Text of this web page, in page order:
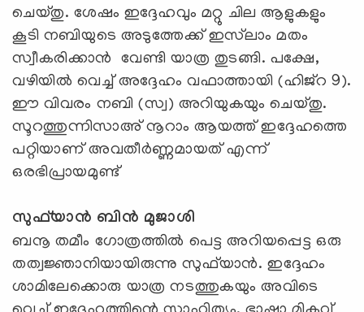
ചെയ്തു. ശേഷം ഇദ്ദേഹവും മറ്റു ചില ആളുകളും
കൂടി നബിയുടെ അടുത്തേക്ക് ഇസ്‍ലാം മതം
സ്വീകരിക്കാന്‍ വേണ്ടി യാത്ര തുടങ്ങി. പക്ഷേ,
വഴിയില്‍ വെച്ച് അദ്ദേഹം വഫാത്തായി (ഹിജ്‌റ 9).
ഈ വിവരം നബി (സ്വ) അറിയുകയും ചെയ്തു.
സൂറത്തുന്നിസാഅ് നൂറാം ആയത്ത് ഇദ്ദേഹത്തെ
പറ്റിയാണ് അവതീര്‍ണ്ണമായത് എന്ന്
ഒരഭിപ്രായമുണ്ട്
സുഫ്‌യാന്‍ ബിന്‍ മുജാശി
ബനൂ തമീം ഗോത്രത്തില്‍ പെട്ട അറിയപ്പെട്ട ഒരു
തത്വജ്ഞാനിയായിരുന്നു സുഫ്‌യാന്‍. ഇദ്ദേഹം
ശാമിലേക്കൊരു യാത്ര നടത്തുകയും അവിടെ